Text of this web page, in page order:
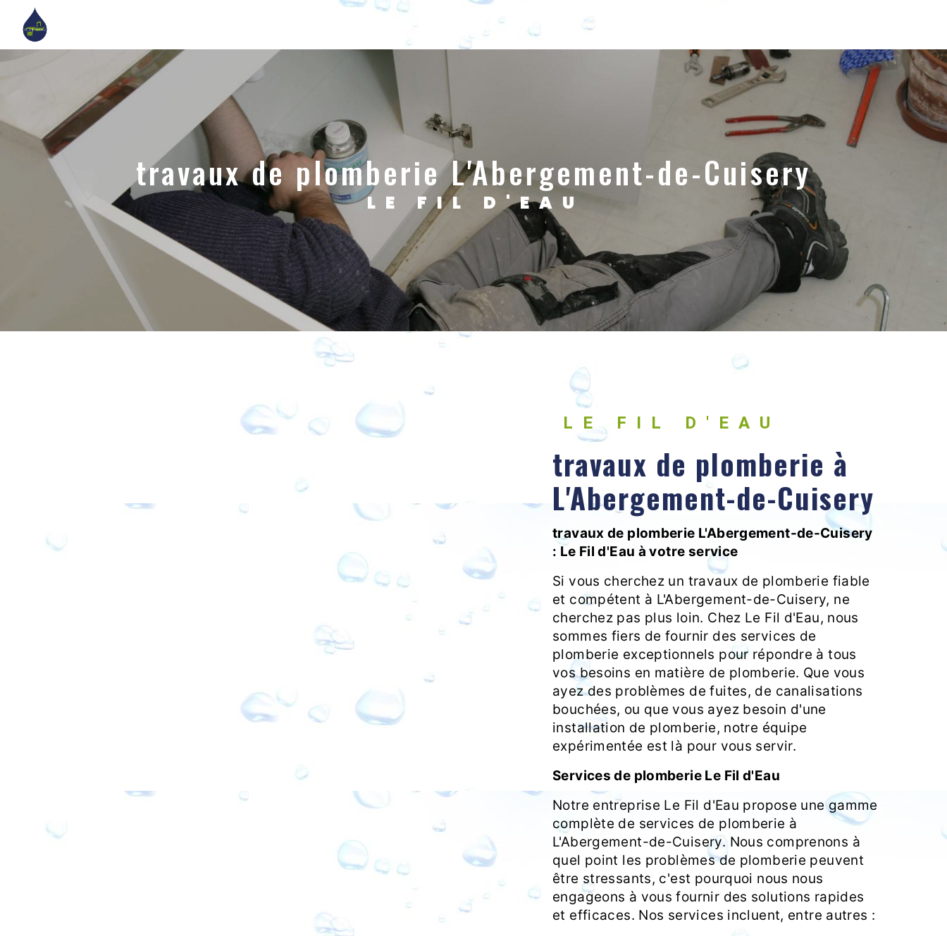
Plomberie & Sanitaires
travaux de plomberie L'Abergement-de-Cuisery
LE FIL D'EAU
LE FIL D'EAU
travaux de plomberie à
L'Abergement-de-Cuisery
travaux de plomberie L'Abergement-de-Cuisery
: Le Fil d'Eau à votre service
Si vous cherchez un travaux de plomberie fiable
et compétent à L'Abergement-de-Cuisery, ne
cherchez pas plus loin. Chez Le Fil d'Eau, nous
sommes fiers de fournir des services de
plomberie exceptionnels pour répondre à tous
vos besoins en matière de plomberie. Que vous
ayez des problèmes de fuites, de canalisations
bouchées, ou que vous ayez besoin d'une
installation de plomberie, notre équipe
expérimentée est là pour vous servir.
Services de plomberie Le Fil d'Eau
Notre entreprise Le Fil d'Eau propose une gamme
complète de services de plomberie à
L'Abergement-de-Cuisery. Nous comprenons à
quel point les problèmes de plomberie peuvent
être stressants, c'est pourquoi nous nous
engageons à vous fournir des solutions rapides
et efficaces. Nos services incluent, entre autres :
Panneau de gestion des cookies